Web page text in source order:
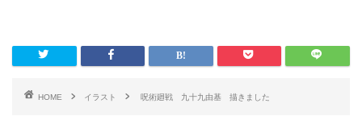
HOME イラスト 呪術廻戦 九十九由基 描きました